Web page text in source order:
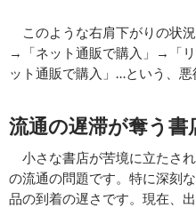
このような右肩下がりの状況
→「ネット通販で購入」→「
ット通販で購入」…という、悪
流通の遅滞が奪う書
小さな書店が苦境に立たさ
の流通の問題です。特に深刻
品の到着の遅さです。現在、